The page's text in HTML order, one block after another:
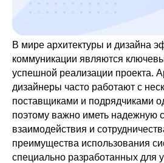
В мире архитектуры и дизайна
коммуникации являются
успешной реализации проекта.
дизайнеры часто работают с
поставщиками и подрядчиками
поэтому важно иметь надежную
взаимодействия и
преимущества использования
специально разработанных для